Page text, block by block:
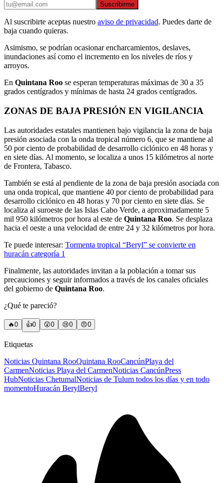
Suscribirme
Al suscribirte aceptas nuestro aviso de privacidad. Puedes darte de
baja cuando quieras.
Asimismo, se podrían ocasionar encharcamientos, deslaves,
inundaciones así como el incremento en los niveles de ríos y
arroyos.
En Quintana Roo se esperan temperaturas máximas de 30 a 35
grados centígrados y mínimas de hasta 24 grados centígrados.
ZONAS DE BAJA PRESIÓN EN VIGILANCIA
Las autoridades estatales mantienen bajo vigilancia la zona de baja
presión asociada con la onda tropical número 6, que se mantiene al
50 por ciento de probabilidad de desarrollo ciclónico en 48 horas y
en siete días. Al momento, se localiza a unos 15 kilómetros al norte
de Frontera, Tabasco.
También se está al pendiente de la zona de baja presión asociada con
una onda tropical, que mantiene 40 por ciento de probabilidad para
desarrollo ciclónico en 48 horas y 70 por ciento en siete días. Se
localiza al suroeste de las Islas Cabo Verde, a aproximadamente 5
mil 950 kilómetros por hora al este de Quintana Roo. Se desplaza
hacia el oeste a una velocidad de entre 24 y 32 kilómetros por hora.
Te puede interesar: Tormenta tropical “Beryl” se convierte en
huracán categoría 1
Finalmente, las autoridades invitan a la población a tomar sus
precauciones y seguir informados a través de los canales oficiales
del gobierno de Quintana Roo.
¿Qué te pareció?
🔥0 👍0 😲0 😢0 😠0
Etiquetas
Noticias Quintana RooQuintana RooCancúnPlaya del
CarmenNoticias Playa del CarmenNoticias CancúnPress
HubNoticias ChetumalNoticias de Tulum todos los días y en todo
momentoHuracán BerylBeryl